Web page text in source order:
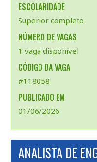
ESCOLARIDADE
Superior completo
NÚMERO DE VAGAS
1 vaga disponível
CÓDIGO DA VAGA
#118058
PUBLICADO EM
01/06/2026
ANALISTA DE